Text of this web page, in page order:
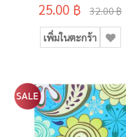
25.00 ฿ 32.00 ฿
เพิ่มในตะกร้า